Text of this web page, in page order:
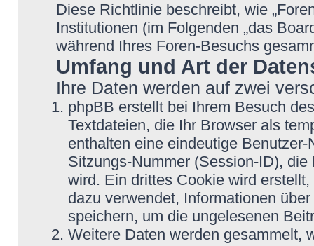
Diese Richtlinie beschreibt, wie
Institutionen (im Folgenden „das
während Ihres Foren-Besuchs
Umfang und Art der
Ihre Daten werden auf zwei
phpBB erstellt bei Ihrem Besuch
Textdateien, die Ihr Browser als
enthalten eine eindeutige
Sitzungs-Nummer (Session-ID),
wird. Ein drittes Cookie wird
dazu verwendet, Informationen
speichern, um die ungelesenen
Weitere Daten werden gesammelt,